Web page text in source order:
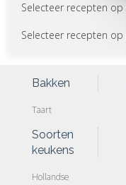
Selecteer recepten op
Selecteer recepten op
Bakken
Taart
Soorten
keukens
Hollandse